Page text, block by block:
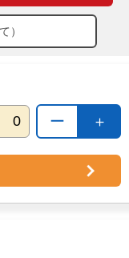
）
＋
ー